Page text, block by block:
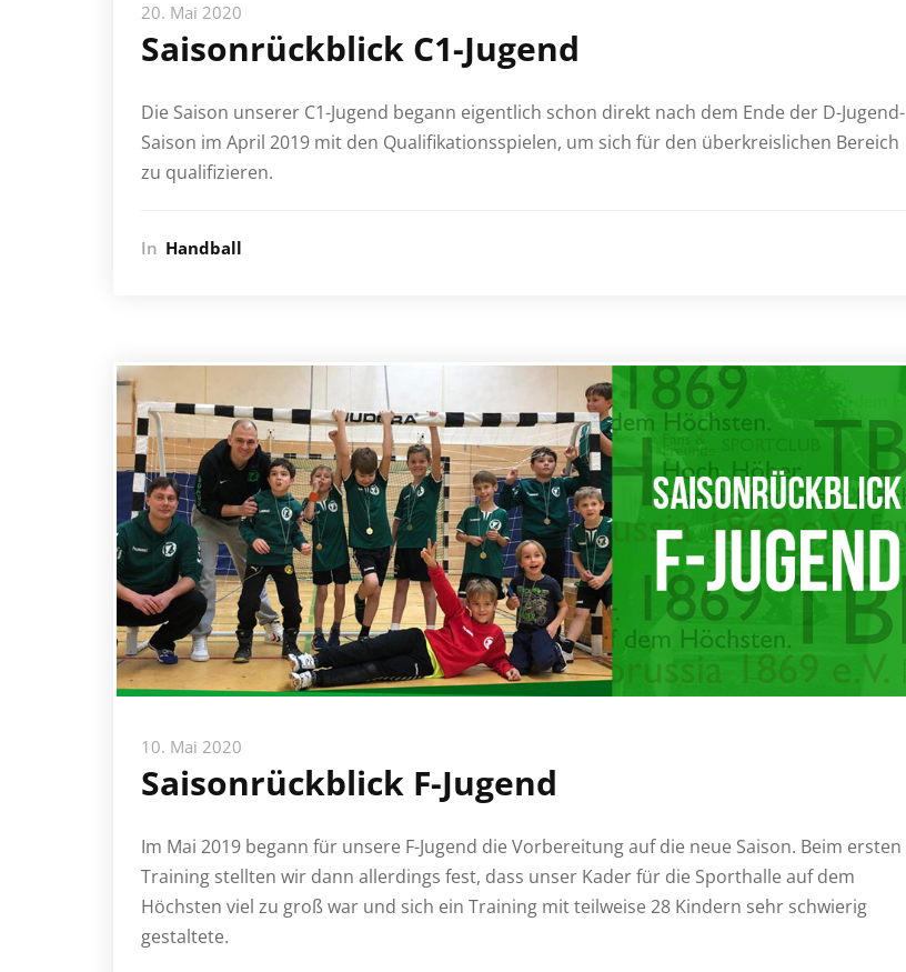
20. Mai 2020
Saisonrückblick C1-Jugend
Die Saison unserer C1-Jugend begann eigentlich schon direkt nach dem Ende der D-Jugend-
Saison im April 2019 mit den Qualifikationsspielen, um sich für den überkreislichen Bereich
zu qualifizieren.
In Handball
10. Mai 2020
Saisonrückblick F-Jugend
Im Mai 2019 begann für unsere F-Jugend die Vorbereitung auf die neue Saison. Beim ersten
Training stellten wir dann allerdings fest, dass unser Kader für die Sporthalle auf dem
Höchsten viel zu groß war und sich ein Training mit teilweise 28 Kindern sehr schwierig
gestaltete.